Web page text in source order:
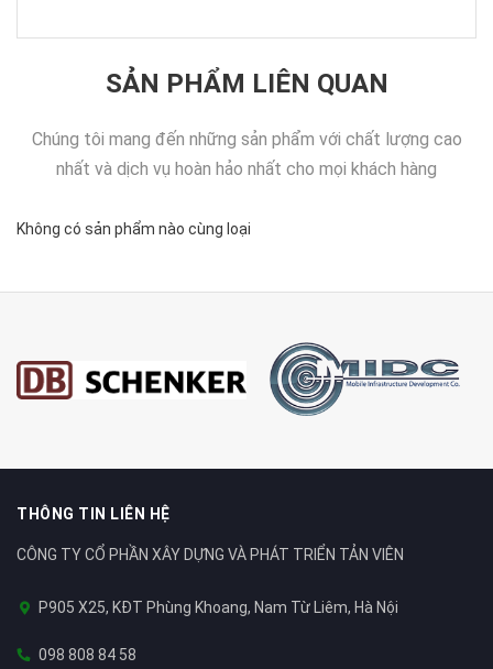
SẢN PHẨM LIÊN QUAN
Chúng tôi mang đến những sản phẩm với chất lượng cao
nhất và dịch vụ hoàn hảo nhất cho mọi khách hàng
Không có sản phẩm nào cùng loại
THÔNG TIN LIÊN HỆ
CÔNG TY CỔ PHẦN XÂY DỰNG VÀ PHÁT TRIỂN TẢN VIÊN
P905 X25, KĐT Phùng Khoang, Nam Từ Liêm, Hà Nội
098 808 84 58